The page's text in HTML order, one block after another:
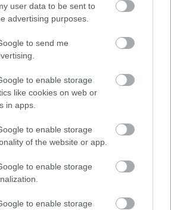
user data to be sent to
advertising purposes.
to send me
to enable storage
like cookies on web or
in apps.
to enable storage
of the website or app.
to enable storage
to enable storage
részesülnek a képzett
Világszerte léteznek
kereshetünk valakit, aki
de nagyon felelőtlennek
csupán egy regisztrációval
gondatlanság miatti
és ezért fontos az előzetes